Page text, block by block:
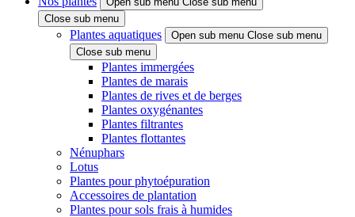
Close sub menu
Plantes aquatiques Open sub menu Close sub menu
Close sub menu
Plantes immergées
Plantes de marais
Plantes de rives et de berges
Plantes oxygénantes
Plantes filtrantes
Plantes flottantes
Nénuphars
Lotus
Plantes pour phytoépuration
Accessoires de plantation
Plantes pour sols frais à humides